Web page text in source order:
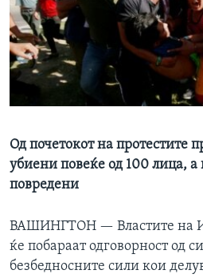
ИНТЕРВЈУА
Јазици
Од почетокот на протестите
убиени повеќе од 100 лица,
повредени
ВАШИНГТОН — Властите на
ќе побараат одговорност од
безбедносните сили кои